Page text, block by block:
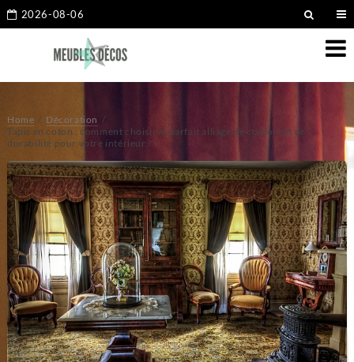
2026-08-06
Home
Décoration
Tapis en coton : comment choisir le parfait alliage de confort et de
durabilité pour votre intérieur ?